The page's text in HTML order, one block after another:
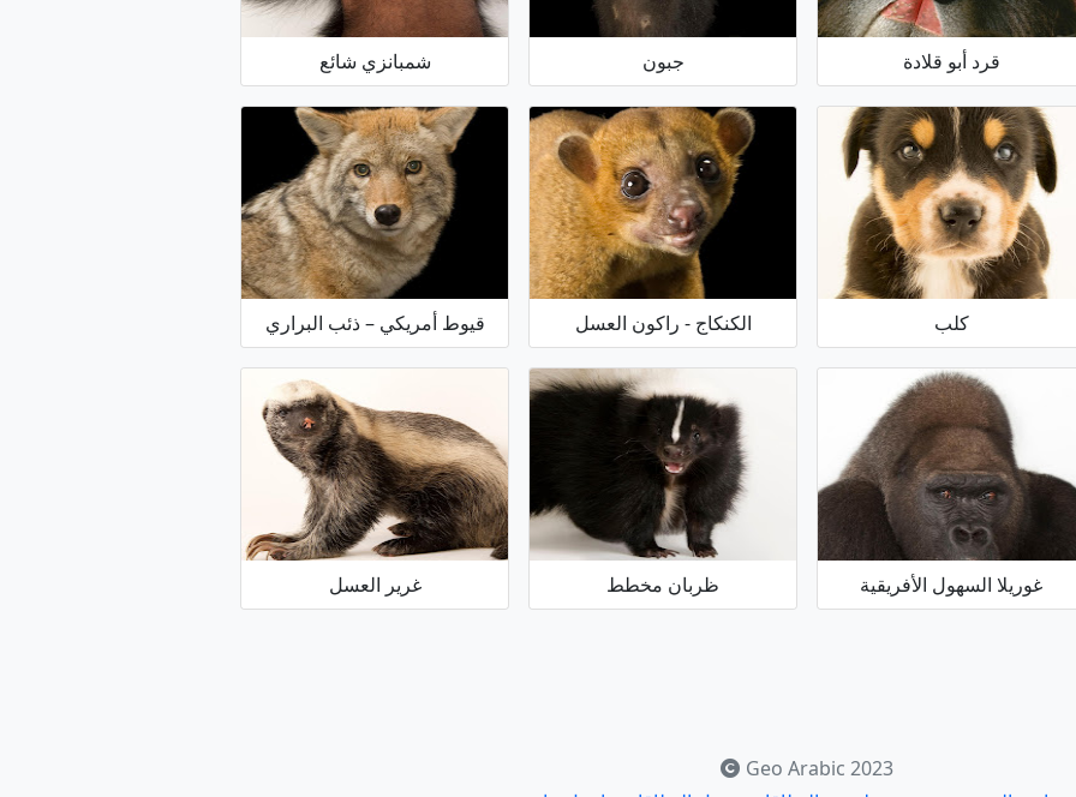
قرد أبو قلادة جبون شمبانزي شائع
كلب الكنكاج - راكون العسل قيوط أمريكي – ذئب البراري
غوريلا السهول الأفريقية ظربان مخطط غرير العسل
Geo Arabic 2023